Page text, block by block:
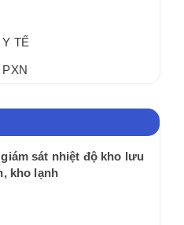
TẾ
sát nhiệt độ kho lưu
kho lạnh